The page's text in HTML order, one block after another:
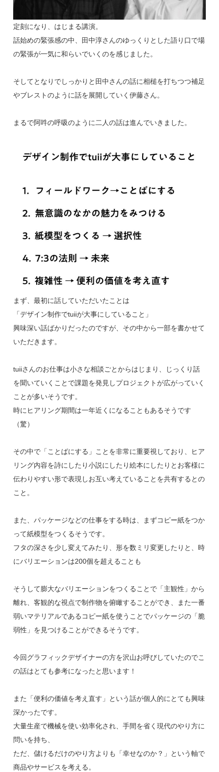
定刻になり、はじまる講演。
話始めの緊張感の中、田中淳さんのゆっくりとした語り口で場
の緊張が一気に和らいでいくのを感じました。
そしてとなりでしっかりと田中さんの話に相槌を打ちつつ補足
やブレストのように話を展開していく伊藤さん。
まるで阿吽の呼吸のように二人の話は進んでいきました。
まず、最初に話していただいたことは
「デザイン制作でtuiiが大事にしていること」
興味深い話ばかりだったのですが、その中から一部を書かせて
いただきます。
tuiiさんのお仕事は小さな相談ごとからはじまり、じっくり話
を聞いていくことで課題を発見しプロジェクトが広がっていく
ことが多いそうです。
時にヒアリング期間は一年近くになることもあるそうです
（驚）
その中で「ことばにする」ことを非常に重要視しており、ヒア
リング内容を詩にしたり小説にしたり絵本にしたりとお客様に
伝わりやすい形で表現しお互い考えていることを共有するとの
こと。
また、パッケージなどの仕事をする時は、まずコピー紙をつか
って紙模型をつくるそうです。
フタの深さを少し変えてみたり、形を数ミリ変更したりと、時
にバリエーションは200個を超えることも
そうして膨大なバリエーションをつくることで「主観性」から
離れ、客観的な視点で制作物を俯瞰することができ、また一番
弱いマテリアルであるコピー紙を使うことでパッケージの「脆
弱性」を見つけることができるそうです。
今回グラフィックデザイナーの方を沢山お呼びしていたのでこ
の話はとても参考になったと思います！
また「便利の価値を考え直す」という話が個人的にとても興味
深かったです。
大量生産で機械を使い効率化され、手間を省く現代のやり方に
問いを持ち、
ただ、儲けるだけのやり方よりも「幸せなのか？」という軸で
商品やサービスを考える。